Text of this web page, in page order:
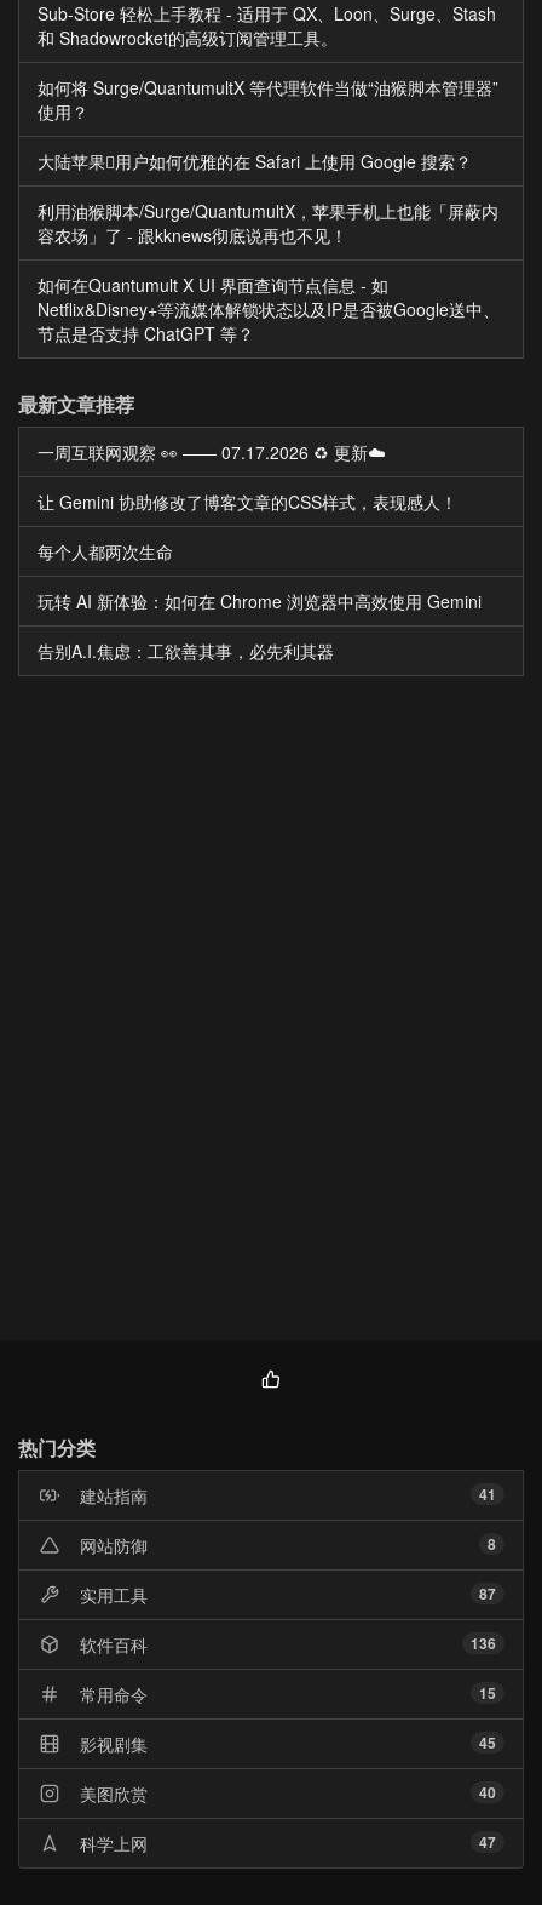
Sub-Store 轻松上手教程 - 适用于 QX、Loon、Surge、Stash
和 Shadowrocket的高级订阅管理工具。
如何将 Surge/QuantumultX 等代理软件当做“油猴脚本管理器”
使用？
大陆苹果用户如何优雅的在 Safari 上使用 Google 搜索？
利用油猴脚本/Surge/QuantumultX，苹果手机上也能「屏蔽内
容农场」了 - 跟kknews彻底说再也不见！
如何在Quantumult X UI 界面查询节点信息 - 如
Netflix&Disney+等流媒体解锁状态以及IP是否被Google送中、
节点是否支持 ChatGPT 等？
最新文章推荐
一周互联网观察 👀 —— 07.17.2026 ♻️ 更新☁️
让 Gemini 协助修改了博客文章的CSS样式，表现感人！
每个人都两次生命
玩转 AI 新体验：如何在 Chrome 浏览器中高效使用 Gemini
告别A.I.焦虑：工欲善其事，必先利其器
热门分类
41
建站指南
8
网站防御
87
实用工具
136
软件百科
15
常用命令
45
影视剧集
40
美图欣赏
47
科学上网